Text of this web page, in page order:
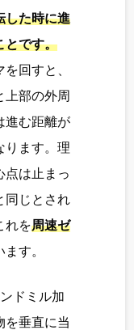
した時に進
とです。
回すと、
上部の外周
進む距離が
ります。理
点は止まっ
同じとされ
れを周速ゼ
ます。
ドミル加
を垂直に当